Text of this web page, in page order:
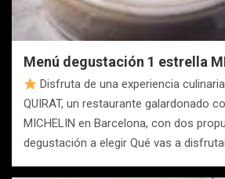
Menú degustación 1 estrella
Disfruta de una experiencia
QUIRAT, un restaurante galardonado
MICHELIN en Barcelona, con dos
degustación a elegir Qué vas a